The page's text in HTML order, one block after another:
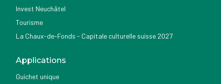
Invest Neuchâtel
Tourisme
La Chaux-de-Fonds - Capitale culturelle suisse 2027
Applications
Guichet unique